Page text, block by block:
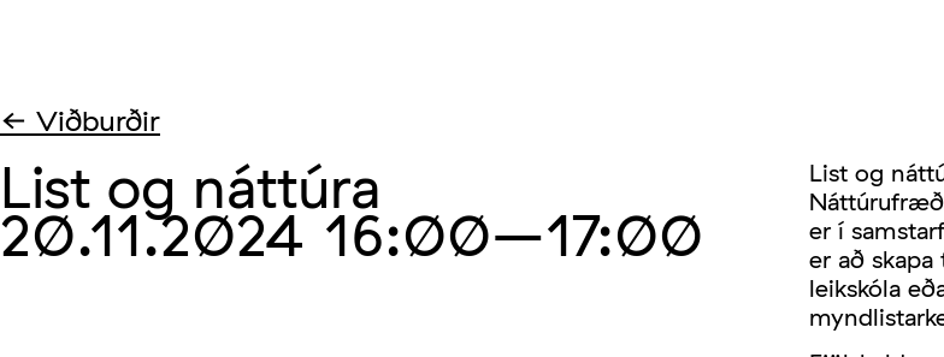
← Viðburðir
List og náttúra
20.11.2024 16:00–17:00
List og
er í
er að
leikskóla